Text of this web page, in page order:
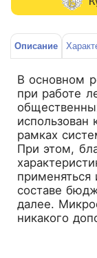
Описание
В основном
при работе
рамках
При этом,
составе
далее.
никакого